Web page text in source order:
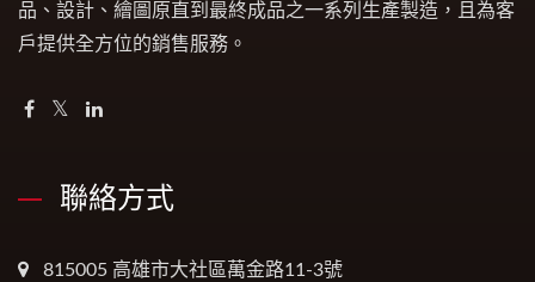
品、設計、繪圖原直到最終成品之一系列生產製造，且為客
戶提供全方位的銷售服務。
聯絡方式
815005 高雄市大社區萬金路11-3號